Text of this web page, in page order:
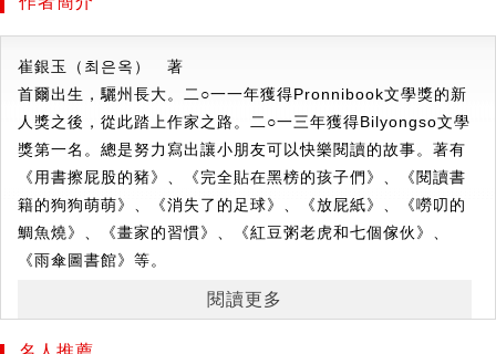
【故事簡介】
秉佑覺得現在的生活實在是太無聊了，對於生活的一切顯得興
趣缺缺。當同學們看到盛開的櫻花都開心不已時，他只覺得櫻
花每年都會開花，不需要大驚小怪。
有一天，他發現自己擁有一本可以「挑選日期」的日曆，只要
輕輕刮開那一天，他就能馬上迎接那天的到來。於是，他把自
己一年之中最期待的日子逐一刮開，像是校外教學、兒童節、
生日、聖誕節等，他也快樂的享受這些特別美好的日子。
崔銀玉 （ 최은옥 ） 著
首爾出生，驪州長大。二○一一年獲得Pronnibook文學獎的新
人獎之後，從此踏上作家之路。二○一三年獲得Bilyongso文學
獎第一名。總是努力寫出讓小朋友可以快樂閱讀的故事。著有
《用書擦屁股的豬》、《完全貼在黑榜的孩子們》、《閱讀書
籍的狗狗萌萌》、《消失了的足球》、《放屁紙》、《嘮叨的
鯛魚燒》、《畫家的習慣》、《紅豆粥老虎和七個傢伙》、
《雨傘圖書館》等。
在學校攻讀動畫製作。現在跟四隻貓、兩隻狗，還有兩位人類
閱讀更多